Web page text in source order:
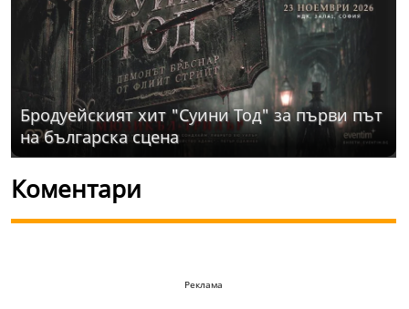
Бродуейският хит "Суини Тод" за първи път
на българска сцена
Коментари
Реклама